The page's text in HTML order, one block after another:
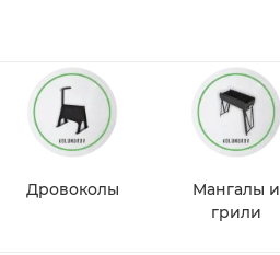
Дровоколы
Мангалы и
грили